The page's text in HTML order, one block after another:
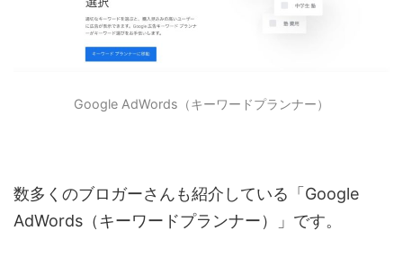
Google AdWords（キーワードプランナー）
数多くのブロガーさんも紹介している「Google
AdWords（キーワードプランナー）」です。